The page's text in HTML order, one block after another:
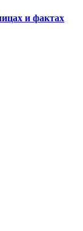
и фактах